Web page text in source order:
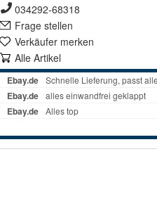
034292-68318
Frage stellen
Verkäufer merken
Alle Artikel